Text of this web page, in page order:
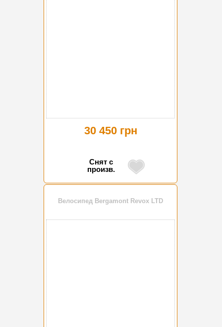
30 450 грн
Снят с
произв.
Велосипед Bergamont Revox LTD